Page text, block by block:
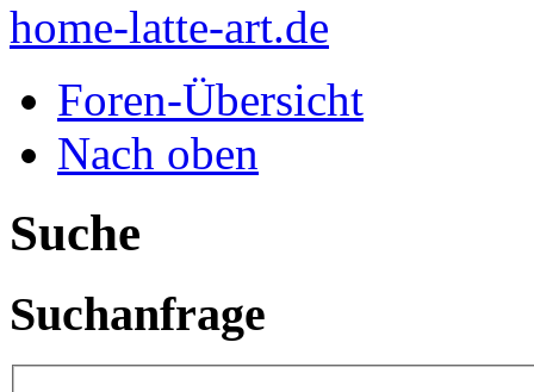
home-latte-art.de
Foren-Übersicht
Nach oben
Suche
Suchanfrage